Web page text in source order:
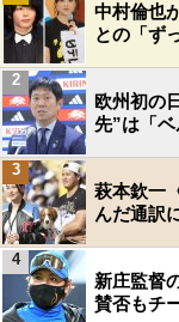
中村倫也
との「ず
欧州初の
先”は「
2
萩本欽一
んだ通訳
3
新庄監督
賛否もチ
4